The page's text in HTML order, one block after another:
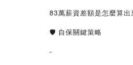
83萬薪資差額是怎麼算出
🛡️ 自保關鍵策略
-